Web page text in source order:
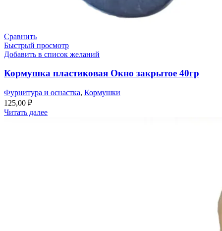
Сравнить
Быстрый просмотр
Добавить в список желаний
Кормушка пластиковая Окно закрытое 40гр
Фурнитура и оснастка, Кормушки
125,00 ₽
Читать далее